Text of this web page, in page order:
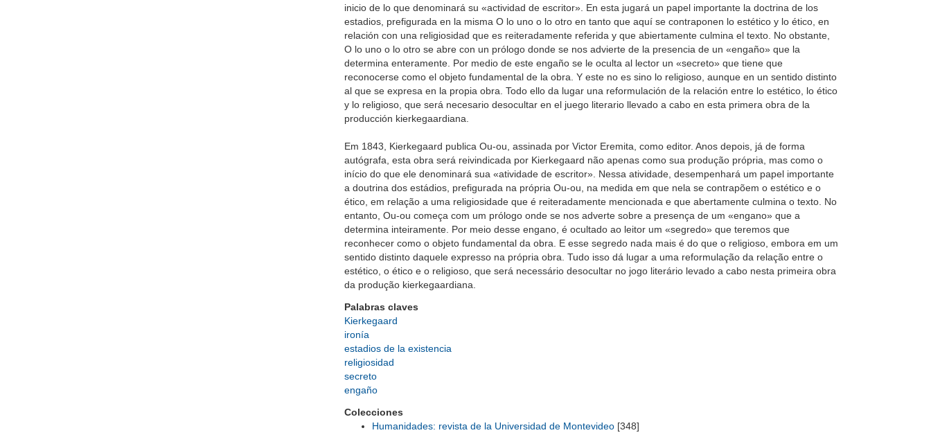
inicio de lo que denominará su «actividad de escritor». En esta jugará un papel importante la doctrina de los
estadios, prefigurada en la misma O lo uno o lo otro en tanto que aquí se contraponen lo estético y lo ético, en
relación con una religiosidad que es reiteradamente referida y que abiertamente culmina el texto. No obstante,
O lo uno o lo otro se abre con un prólogo donde se nos advierte de la presencia de un «engaño» que la
determina enteramente. Por medio de este engaño se le oculta al lector un «secreto» que tiene que
reconocerse como el objeto fundamental de la obra. Y este no es sino lo religioso, aunque en un sentido distinto
al que se expresa en la propia obra. Todo ello da lugar una reformulación de la relación entre lo estético, lo ético
y lo religioso, que será necesario desocultar en el juego literario llevado a cabo en esta primera obra de la
producción kierkegaardiana.
Em 1843, Kierkegaard publica Ou-ou, assinada por Victor Eremita, como editor. Anos depois, já de forma
autógrafa, esta obra será reivindicada por Kierkegaard não apenas como sua produção própria, mas como o
início do que ele denominará sua «atividade de escritor». Nessa atividade, desempenhará um papel importante
a doutrina dos estádios, prefigurada na própria Ou-ou, na medida em que nela se contrapõem o estético e o
ético, em relação a uma religiosidade que é reiteradamente mencionada e que abertamente culmina o texto. No
entanto, Ou-ou começa com um prólogo onde se nos adverte sobre a presença de um «engano» que a
determina inteiramente. Por meio desse engano, é ocultado ao leitor um «segredo» que teremos que
reconhecer como o objeto fundamental da obra. E esse segredo nada mais é do que o religioso, embora em um
sentido distinto daquele expresso na própria obra. Tudo isso dá lugar a uma reformulação da relação entre o
estético, o ético e o religioso, que será necessário desocultar no jogo literário levado a cabo nesta primeira obra
da produção kierkegaardiana.
Palabras claves
Kierkegaard
ironía
estadios de la existencia
religiosidad
secreto
engaño
Colecciones
Humanidades: revista de la Universidad de Montevideo [348]